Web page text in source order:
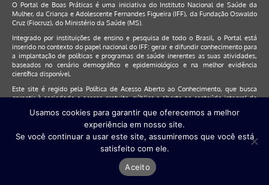
O Portal de Boas Práticas é uma iniciativa do Instituto Nacional de Saúde da
Mulher, da Criança e Adolescente Fernandes Figueira (IFF), da Fundação Oswaldo
Cruz (Fiocruz), do Ministério da Saúde (MS).
Integrado por instituições de ensino e pesquisa de todo o Brasil, o Portal está
inserido no contexto do papel nacional do IFF: gerar e difundir conhecimento para
a implantação de políticas e programas de saúde inerentes as suas atividades,
baseados no cenário demográfico e epidemiológico e na melhor evidência
científica disponível.
Este site é regido pela Política de Acesso Aberto ao Conhecimento, que busca
garantir à sociedade o acesso gratuito, público e aberto ao conteúdo integral de
Clique aqui para reportar um erro de conteúdo
© Instituto Nacional de Saúde da Mulher, da Criança e do Adolescente
Fernandes Figueira (IFF/Fiocruz), 2017
Usamos cookies para garantir que oferecemos a melhor
experiência em nosso site.
Se você continuar a usar este site, assumiremos que você está
satisfeito com ele.
Aceito